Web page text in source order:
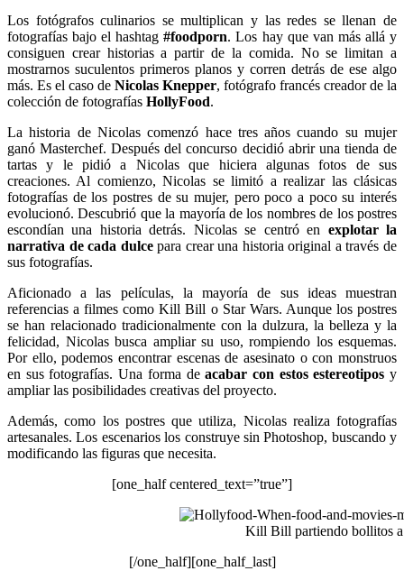
Los fotógrafos culinarios se multiplican y las redes se llenan de
fotografías bajo el hashtag#foodporn. Los hay que van más allá y
consiguen crear historias a partir de la comida. No se limitan a
mostrarnos suculentos primeros planos y corren detrás de ese algo
más. Es el caso de Nicolas Knepper, fotógrafo francés creador de la
colección de fotografías HollyFood.
La historia de Nicolas comenzó hace tres años cuando su mujer
ganó Masterchef. Después del concurso decidió abrir una tienda de
tartas y le pidió a Nicolas que hiciera algunas fotos de sus
creaciones. Al comienzo, Nicolas se limitó a realizar las clásicas
fotografías de los postres de su mujer, pero poco a poco su interés
evolucionó. Descubrió que la mayoría de los nombres de los postres
escondían una historia detrás. Nicolas se centró en explotar la
narrativa de cada dulcepara crear una historia original a través de
sus fotografías.
Aficionado a las películas, la mayoría de sus ideas muestran
referencias a filmes como Kill Bill o Star Wars. Aunque los postres
se han relacionado tradicionalmente con la dulzura, la belleza y la
felicidad, Nicolas busca ampliar su uso, rompiendo los esquemas.
Por ello, podemos encontrar escenas de asesinato o con monstruos
en sus fotografías. Una forma deacabar con estos estereotipos y
ampliar las posibilidades creativas del proyecto.
Además, como los postres que utiliza, Nicolas realiza fotografías
artesanales. Los escenarios los construye sin Photoshop, buscando y
modificando las figuras que necesita.
[one_half centered_text=”true”]
Kill Bill partiendo bollitos
[/one_half][one_half_last]